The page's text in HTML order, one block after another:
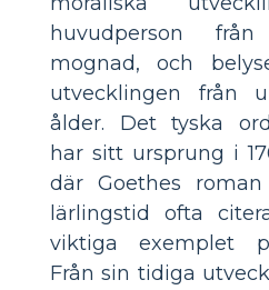
huvudperson
mognad, och
utvecklingen från
ålder. Det tyska
har sitt ursprung i
där Goethes
lärlingstid ofta
viktiga exemplet
Från sin tidiga